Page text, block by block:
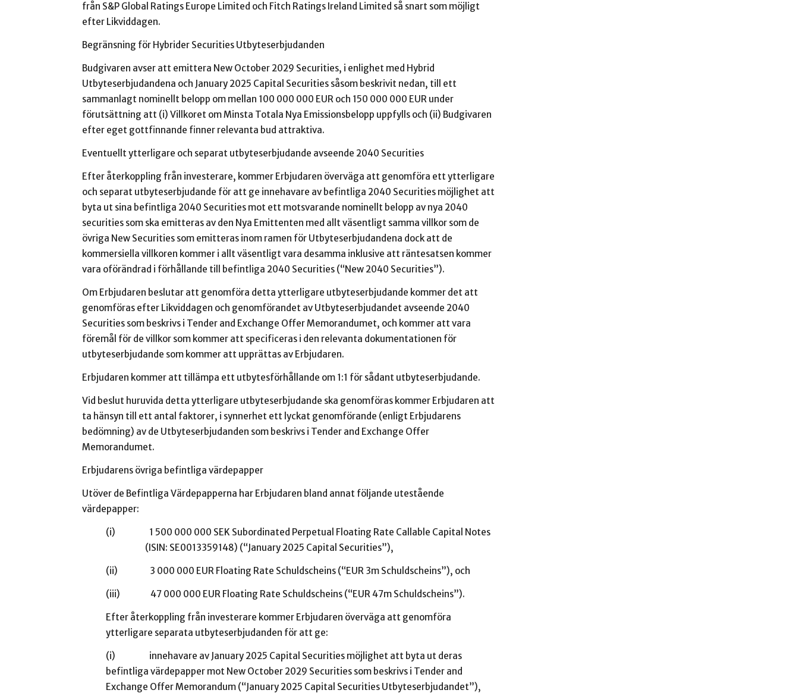
från S&P Global Ratings Europe Limited och Fitch Ratings Ireland Limited så snart som möjligt
efter Likviddagen.
Begränsning för Hybrider Securities Utbyteserbjudanden
Budgivaren avser att emittera New October 2029 Securities, i enlighet med Hybrid
Utbyteserbjudandena och January 2025 Capital Securities såsom beskrivit nedan, till ett
sammanlagt nominellt belopp om mellan 100 000 000 EUR och 150 000 000 EUR under
förutsättning att (i) Villkoret om Minsta Totala Nya Emissionsbelopp uppfylls och (ii) Budgivaren
efter eget gottfinnande finner relevanta bud attraktiva.
Eventuellt ytterligare och separat utbyteserbjudande avseende 2040 Securities
Efter återkoppling från investerare, kommer Erbjudaren överväga att genomföra ett ytterligare
och separat utbyteserbjudande för att ge innehavare av befintliga 2040 Securities möjlighet att
byta ut sina befintliga 2040 Securities mot ett motsvarande nominellt belopp av nya 2040
securities som ska emitteras av den Nya Emittenten med allt väsentligt samma villkor som de
övriga New Securities som emitteras inom ramen för Utbyteserbjudandena dock att de
kommersiella villkoren kommer i allt väsentligt vara desamma inklusive att räntesatsen kommer
vara oförändrad i förhållande till befintliga 2040 Securities (“New 2040 Securities”).
Om Erbjudaren beslutar att genomföra detta ytterligare utbyteserbjudande kommer det att
genomföras efter Likviddagen och genomförandet av Utbyteserbjudandet avseende 2040
Securities som beskrivs i Tender and Exchange Offer Memorandumet, och kommer att vara
föremål för de villkor som kommer att specificeras i den relevanta dokumentationen för
utbyteserbjudande som kommer att upprättas av Erbjudaren.
Erbjudaren kommer att tillämpa ett utbytesförhållande om 1:1 för sådant utbyteserbjudande.
Vid beslut huruvida detta ytterligare utbyteserbjudande ska genomföras kommer Erbjudaren att
ta hänsyn till ett antal faktorer, i synnerhet ett lyckat genomförande (enligt Erbjudarens
bedömning) av de Utbyteserbjudanden som beskrivs i Tender and Exchange Offer
Memorandumet.
Erbjudarens övriga befintliga värdepapper
Utöver de Befintliga Värdepapperna har Erbjudaren bland annat följande utestående
värdepapper:
(i) 1 500 000 000 SEK Subordinated Perpetual Floating Rate Callable Capital Notes
(ISIN: SE0013359148) (“January 2025 Capital Securities”),
(ii) 3 000 000 EUR Floating Rate Schuldscheins (“EUR 3m Schuldscheins”), och
(iii) 47 000 000 EUR Floating Rate Schuldscheins (“EUR 47m Schuldscheins”).
Efter återkoppling från investerare kommer Erbjudaren överväga att genomföra
ytterligare separata utbyteserbjudanden för att ge:
(i) innehavare av January 2025 Capital Securities möjlighet att byta ut deras
befintliga värdepapper mot New October 2029 Securities som beskrivs i Tender and
Exchange Offer Memorandum (“January 2025 Capital Securities Utbyteserbjudandet”),